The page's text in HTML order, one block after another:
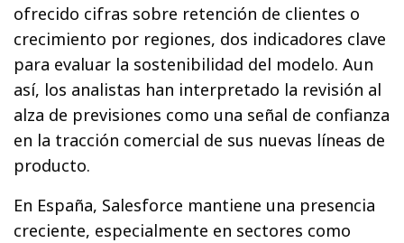
ofrecido cifras sobre retención de clientes o
crecimiento por regiones, dos indicadores clave
para evaluar la sostenibilidad del modelo. Aun
así, los analistas han interpretado la revisión al
alza de previsiones como una señal de confianza
en la tracción comercial de sus nuevas líneas de
producto.
En España, Salesforce mantiene una presencia
creciente, especialmente en sectores como